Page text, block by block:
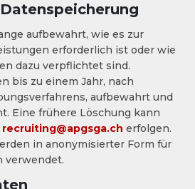
aufbewahrt, wie es zur
erforderlich ist oder wie
dazu verpflichtet sind.
bis zu einem Jahr, nach
aufbewahrt und
Eine frühere Löschung kann
recruiting@apgsga.ch erfolgen.
in anonymisierter Form für
verwendet.